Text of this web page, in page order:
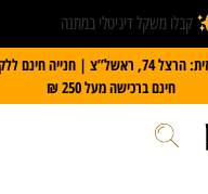
קבלו משקל דיגיטלי במתנה
בקרו אותנו גם בחנות הפיזית: הרצל 74,
חינם ברכישה מעל 250 ₪